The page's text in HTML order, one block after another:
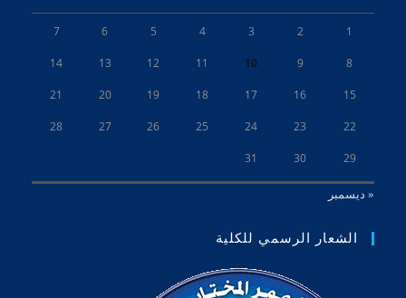
1
2
3
4
5
6
7
8
9
10
11
12
13
14
15
16
17
18
19
20
21
22
23
24
25
26
27
28
29
30
31
« ديسمبر
الشعار الرسمي للكلية